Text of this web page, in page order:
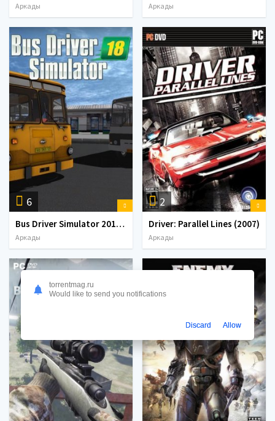
Аркады Аркады
6
Bus Driver Simulator 2018 (2018) PC | RePack от Other s
Аркады
2
Driver: Parallel Lines (2007)
Аркады
torrentmag.ru
Would like to send you notifications
Discard Allow